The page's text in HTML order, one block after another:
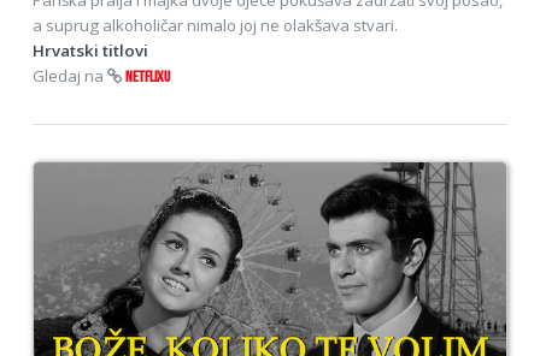
a suprug alkoholičar nimalo joj ne olakšava stvari.
Hrvatski titlovi
Gledaj na
NETFLIXU